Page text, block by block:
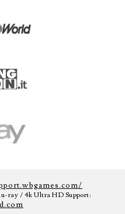
ray / 4k Ultra HD Support: